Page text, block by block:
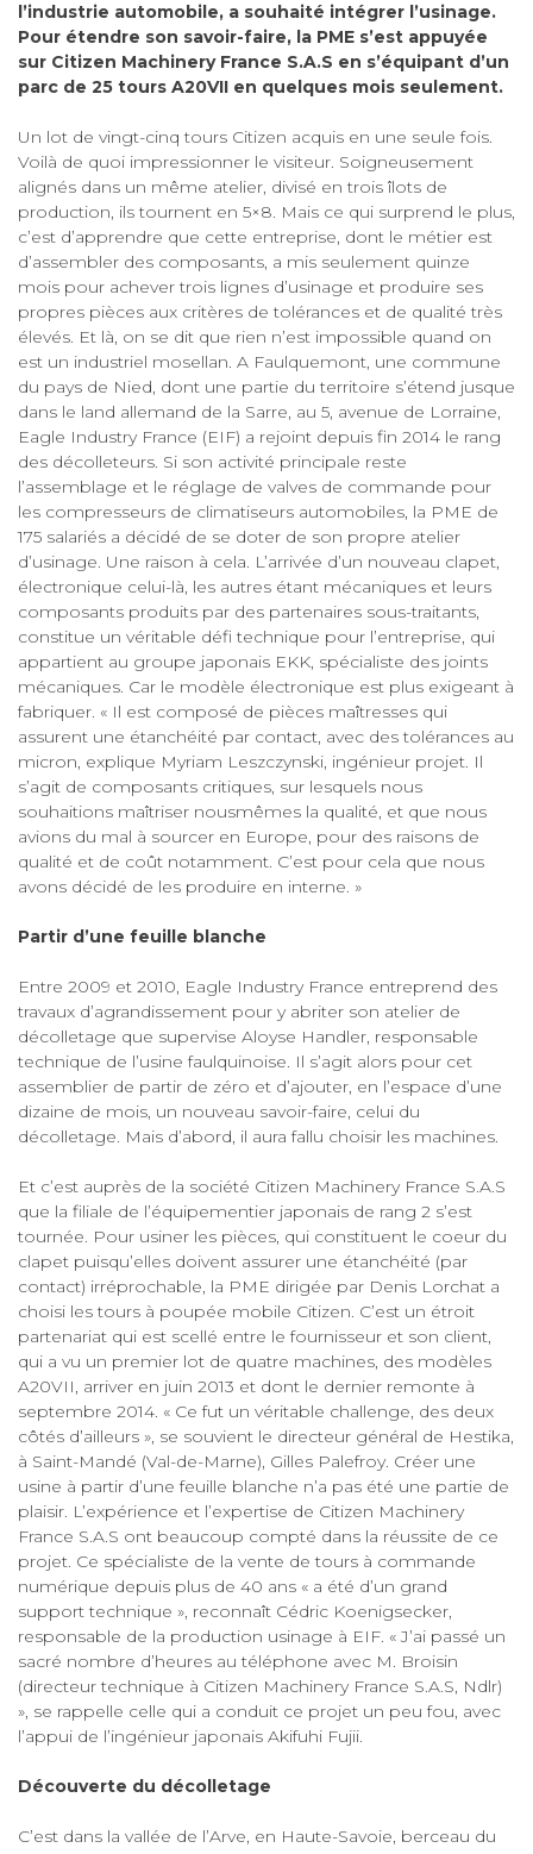
l’industrie automobile, a souhaité intégrer l’usinage.
Pour étendre son savoir-faire, la PME s’est appuyée
sur Citizen Machinery France S.A.S en s’équipant d’un
parc de 25 tours A20VII en quelques mois seulement.
Un lot de vingt-cinq tours Citizen acquis en une seule fois.
Voilà de quoi impressionner le visiteur. Soigneusement
alignés dans un même atelier, divisé en trois îlots de
production, ils tournent en 5×8. Mais ce qui surprend le plus,
c’est d’apprendre que cette entreprise, dont le métier est
d’assembler des composants, a mis seulement quinze
mois pour achever trois lignes d’usinage et produire ses
propres pièces aux critères de tolérances et de qualité très
élevés. Et là, on se dit que rien n’est impossible quand on
est un industriel mosellan. A Faulquemont, une commune
du pays de Nied, dont une partie du territoire s’étend jusque
dans le land allemand de la Sarre, au 5, avenue de Lorraine,
Eagle Industry France (EIF) a rejoint depuis fin 2014 le rang
des décolleteurs. Si son activité principale reste
l’assemblage et le réglage de valves de commande pour
les compresseurs de climatiseurs automobiles, la PME de
175 salariés a décidé de se doter de son propre atelier
d’usinage. Une raison à cela. L’arrivée d’un nouveau clapet,
électronique celui-là, les autres étant mécaniques et leurs
composants produits par des partenaires sous-traitants,
constitue un véritable défi technique pour l’entreprise, qui
appartient au groupe japonais EKK, spécialiste des joints
mécaniques. Car le modèle électronique est plus exigeant à
fabriquer. « Il est composé de pièces maîtresses qui
assurent une étanchéité par contact, avec des tolérances au
micron, explique Myriam Leszczynski, ingénieur projet. Il
s’agit de composants critiques, sur lesquels nous
souhaitions maîtriser nousmêmes la qualité, et que nous
avions du mal à sourcer en Europe, pour des raisons de
qualité et de coût notamment. C’est pour cela que nous
avons décidé de les produire en interne. »
Partir d’une feuille blanche
Entre 2009 et 2010, Eagle Industry France entreprend des
travaux d’agrandissement pour y abriter son atelier de
décolletage que supervise Aloyse Handler, responsable
technique de l’usine faulquinoise. Il s’agit alors pour cet
assemblier de partir de zéro et d’ajouter, en l’espace d’une
dizaine de mois, un nouveau savoir-faire, celui du
décolletage. Mais d’abord, il aura fallu choisir les machines.
Et c’est auprès de la société Citizen Machinery France S.A.S
que la filiale de l’équipementier japonais de rang 2 s’est
tournée. Pour usiner les pièces, qui constituent le coeur du
clapet puisqu’elles doivent assurer une étanchéité (par
contact) irréprochable, la PME dirigée par Denis Lorchat a
choisi les tours à poupée mobile Citizen. C’est un étroit
partenariat qui est scellé entre le fournisseur et son client,
qui a vu un premier lot de quatre machines, des modèles
A20VII, arriver en juin 2013 et dont le dernier remonte à
septembre 2014. « Ce fut un véritable challenge, des deux
côtés d’ailleurs », se souvient le directeur général de Hestika,
à Saint-Mandé (Val-de-Marne), Gilles Palefroy. Créer une
usine à partir d’une feuille blanche n’a pas été une partie de
plaisir. L’expérience et l’expertise de Citizen Machinery
France S.A.S ont beaucoup compté dans la réussite de ce
projet. Ce spécialiste de la vente de tours à commande
numérique depuis plus de 40 ans « a été d’un grand
support technique », reconnaît Cédric Koenigsecker,
responsable de la production usinage à EIF. « J’ai passé un
sacré nombre d’heures au téléphone avec M. Broisin
(directeur technique à Citizen Machinery France S.A.S, Ndlr)
», se rappelle celle qui a conduit ce projet un peu fou, avec
l’appui de l’ingénieur japonais Akifuhi Fujii.
Découverte du décolletage
C’est dans la vallée de l’Arve, en Haute-Savoie, berceau du